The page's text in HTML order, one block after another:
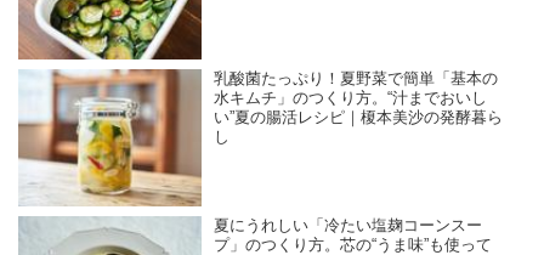
乳酸菌たっぷり！夏野菜で簡単「基本の
水キムチ」のつくり方。“汁までおいし
い”夏の腸活レシピ｜榎本美沙の発酵暮ら
し
夏にうれしい「冷たい塩麹コーンスー
プ」のつくり方。芯の“うま味”も使って